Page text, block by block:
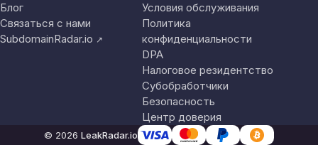
Блог
Связаться с нами
SubdomainRadar.io ↗
Условия обслуживания
Политика
конфиденциальности
DPA
Налоговое резидентство
Субобработчики
Безопасность
Центр доверия
© 2026 LeakRadar.io